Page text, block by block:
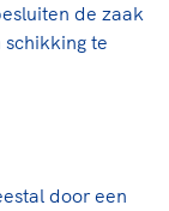
de zaak
te
door een